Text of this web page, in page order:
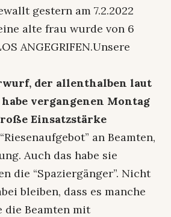
gestern am 7.2.2022
alte frau wurde von 6
ANGEGRIFEN.Unsere
der allenthalben laut
vergangenen Montag
Einsatzstärke
an Beamten,
Auch das habe sie
die “Spaziergänger”. Nicht
bleiben, dass es manche
die Beamten mit